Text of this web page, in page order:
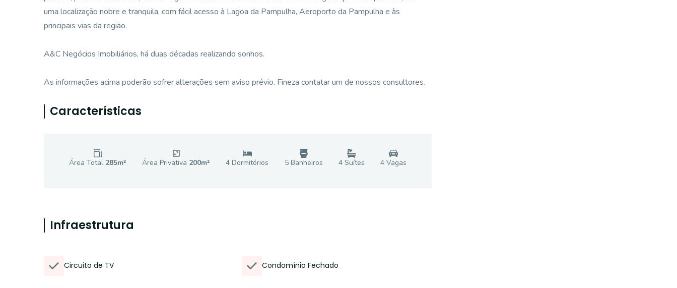
uma localização nobre e tranquila, com fácil acesso à Lagoa da Pampulha, Aeroporto da Pampulha e às
principais vias da região.
A&C Negócios Imobiliários, há duas décadas realizando sonhos.
As informações acima poderão sofrer alterações sem aviso prévio. Fineza contatar um de nossos consultores.
Características
Área Total 285m² Área Privativa 200m² 4 Dormitórios 5Banheiros 4Suítes 4Vagas
Infraestrutura
Circuito de TV Condomínio Fechado